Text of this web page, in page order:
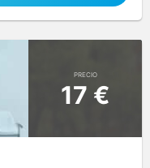
PRECIO
17 €